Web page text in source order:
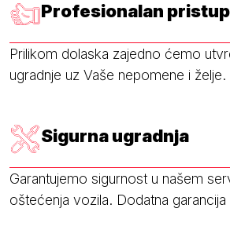
Profesionalan pristup
Prilikom dolaska zajedno ćemo
ugradnje uz Vaše nepomene i želje.
Sigurna ugradnja
Garantujemo sigurnost u našem
oštećenja vozila. Dodatna